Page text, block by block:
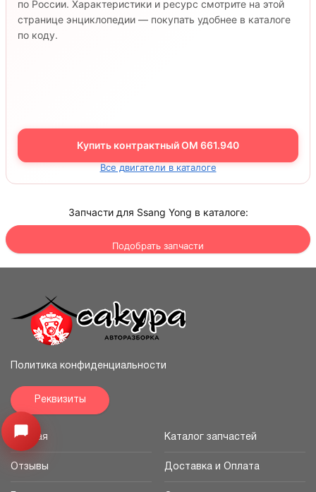
по России. Характеристики и ресурс смотрите на этой
странице энциклопедии — покупать удобнее в каталоге
по коду.
Купить контрактный OM 661.940
Все двигатели в каталоге
Запчасти для Ssang Yong в каталоге:
Подобрать запчасти
Узнайте цену запчасти -> Открыть меню
Политика конфиденциальности
Реквизиты
Главная Каталог запчастей
Отзывы Доставка и Оплата